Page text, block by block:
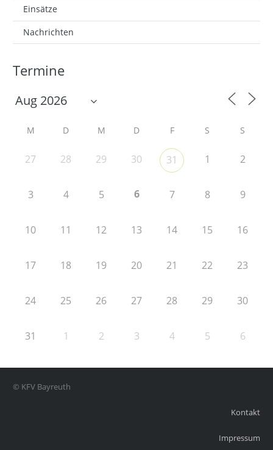
Einsätze
Nachrichten
Termine
M D M D F S S
27 28 29 30 31 1 2
3 4 5 6 7 8 9
10 11 12 13 14 15 16
17 18 19 20 21 22 23
24 25 26 27 28 29 30
31 1 2 3 4 5 6
© KFV Bayreuth
Kontakt
Impressum